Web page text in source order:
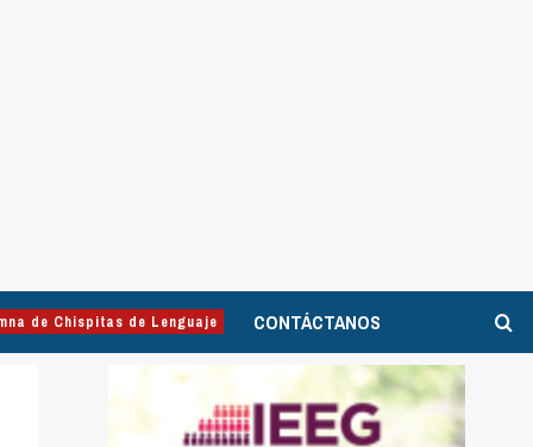
de Chispitas de Lenguaje CONTÁCTANOS